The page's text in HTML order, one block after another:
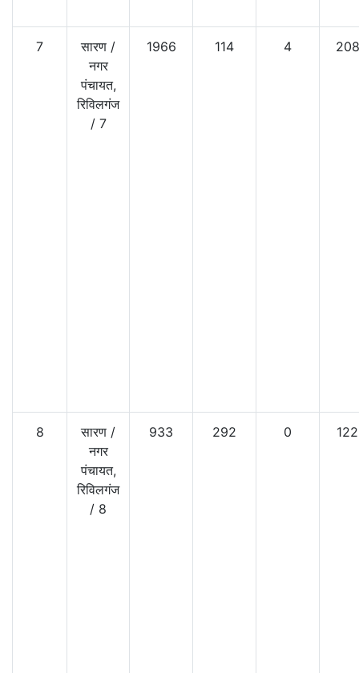
7 सारण /
नगर
पंचायत,
रिविलगंज
/ 7
1966 114 4
8 सारण /
नगर
पंचायत,
रिविलगंज
/ 8
933 292 0